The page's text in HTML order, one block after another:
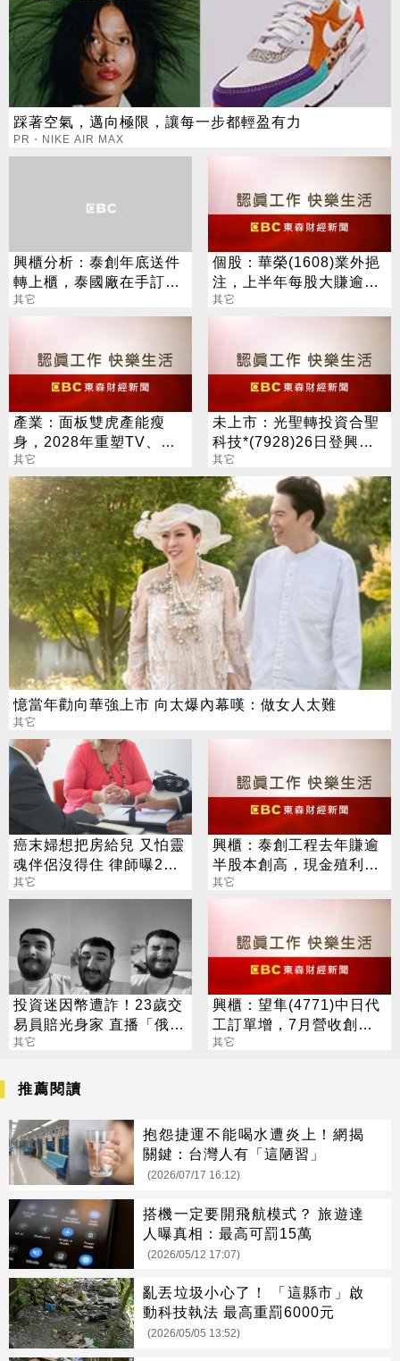
踩著空氣，邁向極限，讓每一步都輕盈有力
PR・NIKE AIR MAX
興櫃分析：泰創年底送件
轉上櫃，泰國廠在手訂單
3.4億泰銖，今年獲利翻倍
其它
個股：華榮(1608)業外挹
注，上半年每股大賺逾7
元，股價跳空漲停鎖住
其它
產業：面板雙虎產能瘦
身，2028年重塑TV、監
視器、筆電三大面板供需
版圖
其它
未上市：光聖轉投資合聖
科技*(7928)26日登興
櫃，參考價每股120元
其它
憶當年勸向華強上市 向太爆內幕嘆：做女人太難
其它
癌末婦想把房給兒 又怕靈
魂伴侶沒得住 律師曝2
招：可互相兼顧
其它
興櫃：泰創工程去年賺逾
半股本創高，現金殖利率
逾5％，估今年業績再攀
其它
投資迷因幣遭詐！23歲交
易員賠光身家 直播「俄羅
斯輪盤」輕生
其它
興櫃：望隼(4771)中日代
工訂單增，7月營收創新
高
其它
推薦閱讀
抱怨捷運不能喝水遭炎上！網揭
關鍵：台灣人有「這陋習」
(2026/07/17 16:12)
搭機一定要開飛航模式？ 旅遊達
人曝真相：最高可罰15萬
(2026/05/12 17:07)
亂丟垃圾小心了！ 「這縣市」啟
動科技執法 最高重罰6000元
(2026/05/05 13:52)